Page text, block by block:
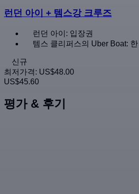
런던 아이 + 템스강 크루즈
런던 아이: 입장권
템스 클리퍼스의 Uber Boat:
신규
최저가격: US$48.00
US$45.60
평가 & 후기